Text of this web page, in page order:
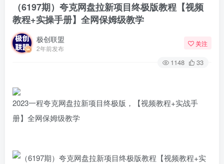
（6197期）夸克网盘拉新项目终极版教程【视频
教程+实操手册】全网保姆级教学
极创联盟
2年前发布
关注
1148 33
2023一程夸克网盘拉新项目终极版，【视频教程+实战手
册】全网保姆级教学